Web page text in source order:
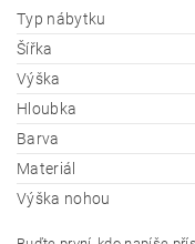
Typ nábytku
Šířka
Výška
Hloubka
Barva
Materiál
Výška nohou